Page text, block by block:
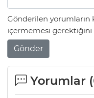
Gönderilen yorumların
içermemesi gerektiğini
Gönder
Yorumlar (